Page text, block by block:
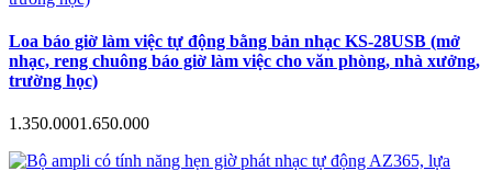
Loa báo giờ làm việc tự động bằng bản nhạc KS-28USB (mở
nhạc, reng chuông báo giờ làm việc cho văn phòng, nhà xưởng,
trường học)
1.350.0001.650.000